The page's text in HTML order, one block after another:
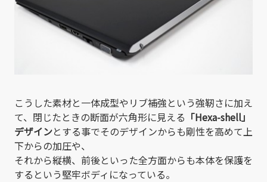
こうした素材と一体成型やリブ補強という強靭さに加え
て、閉じたときの断面が六角形に見える 「Hexa-shell」
デザインとする事でそのデザインからも剛性を高めて上
下からの加圧や、
それから縦横、前後といった全方面からも本体を保護を
するという堅牢ボディになっている。